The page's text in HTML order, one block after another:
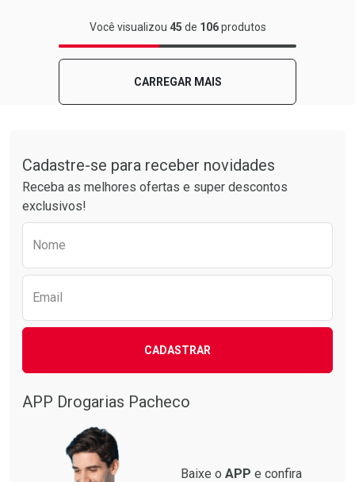
FECHAR
Laboratório
Comprar sem Desconto
Por R$ 8,19/cada
FECHAR
Por Menos
Comprar sem Desconto
Por R$ 8,19/cada
Você visualizou 45 de 106produtos
CARREGAR MAIS
Cadastre-se para receber novidades
Receba as melhores ofertas e super descontos
exclusivos!
Nome
Email
CADASTRAR
APP Drogarias Pacheco
Baixe o APP e confira